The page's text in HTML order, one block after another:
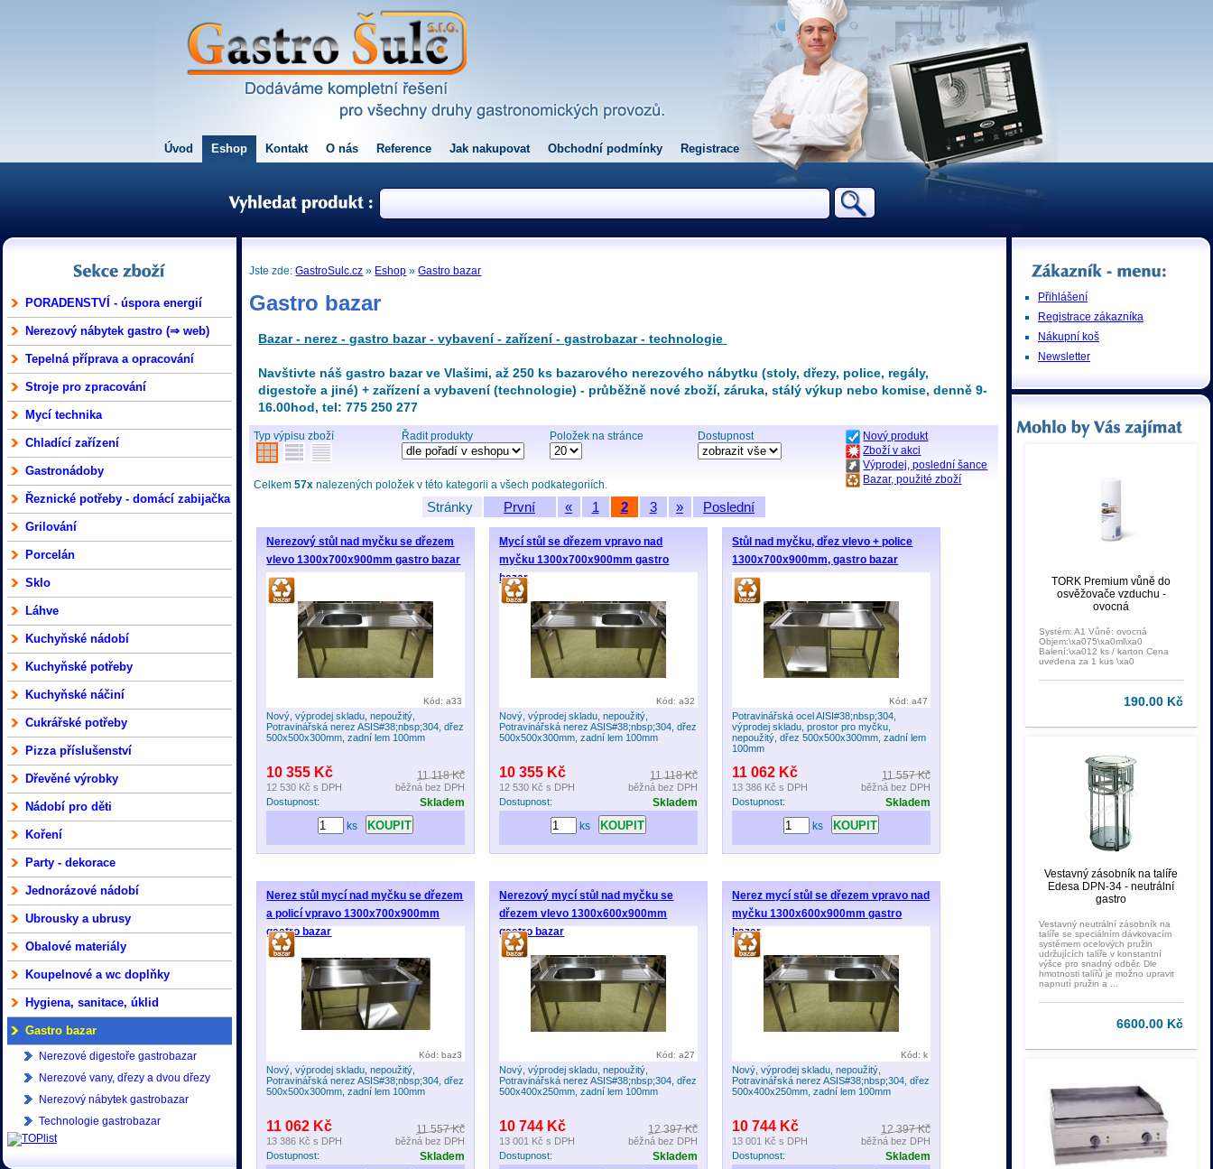
Úvod Eshop Kontakt O nás Reference Jak nakupovat Obchodní podmínky Registrace
PORADENSTVÍ - úspora energií
Nerezový nábytek gastro (⇒ web)
Tepelná příprava a opracování
Stroje pro zpracování
Mycí technika
Chladící zařízení
Gastronádoby
Řeznické potřeby - domácí zabijačka
Grilování
Porcelán
Sklo
Láhve
Kuchyňské nádobí
Kuchyňské potřeby
Kuchyňské náčiní
Cukrářské potřeby
Pizza příslušenství
Dřevěné výrobky
Nádobí pro děti
Koření
Party - dekorace
Jednorázové nádobí
Ubrousky a ubrusy
Obalové materiály
Koupelnové a wc doplňky
Hygiena, sanitace, úklid
Gastro bazar
Nerezové digestoře gastrobazar
Nerezové vany, dřezy a dvou dřezy
gastrobazar
Nerezový nábytek gastrobazar
Technologie gastrobazar
Jste zde:GastroSulc.cz » Eshop »Gastro bazar
Gastro bazar
Bazar - nerez - gastro bazar - vybavení - zařízení - gastrobazar - technologie
Navštivte náš gastro bazar ve Vlašimi, až 250 ks bazarového nerezového nábytku (stoly, dřezy, police, regály,
digestoře a jiné) + zařízení a vybavení (technologie) - průběžně nové zboží, záruka, stálý výkup nebo komise, denně 9-
16.00hod, tel: 775 250 277
Typ výpisu zboží Řadit produkty Položek na stránce Dostupnost
Nový produkt
Zboží v akci
Výprodej, poslední šance
Bazar, použité zboží
Celkem57x nalezených položek v této kategorii a všech podkategoriích.
Stránky První « 1 2 3 » Poslední
Kód: a33
Nerezový stůl nad myčku se dřezem
vlevo 1300x700x900mm gastro bazar
Nový, výprodej skladu, nepoužitý,
Potravinářská nerez ASIS#38;nbsp;304, dřez
500x500x300mm, zadní lem 100mm
10 355 Kč
12 530 Kč s DPH
11 118 Kč
běžná bez DPH
Dostupnost:
Skladem
ks
Kód: a32
Mycí stůl se dřezem vpravo nad
myčku 1300x700x900mm gastro
bazar
Nový, výprodej skladu, nepoužitý,
Potravinářská nerez ASIS#38;nbsp;304, dřez
500x500x300mm, zadní lem 100mm
10 355 Kč
12 530 Kč s DPH
11 118 Kč
běžná bez DPH
Dostupnost:
Skladem
ks
Kód: a47
Stůl nad myčku, dřez vlevo + police
1300x700x900mm, gastro bazar
Potravinářská ocel AISI#38;nbsp;304,
výprodej skladu, prostor pro myčku,
nepoužitý, dřez 500x500x300mm, zadní lem
100mm
11 062 Kč
13 386 Kč s DPH
11 557 Kč
běžná bez DPH
Dostupnost:
Skladem
ks
Kód: baz3
Nerez stůl mycí nad myčku se dřezem
a policí vpravo 1300x700x900mm
gastro bazar
Nový, výprodej skladu, nepoužitý,
Potravinářská nerez ASIS#38;nbsp;304, dřez
500x500x300mm, zadní lem 100mm
11 062 Kč
13 386 Kč s DPH
11 557 Kč
běžná bez DPH
Dostupnost:
Skladem
Kód: a27
Nerezový mycí stůl nad myčku se
dřezem vlevo 1300x600x900mm
gastro bazar
Nový, výprodej skladu, nepoužitý,
Potravinářská nerez ASIS#38;nbsp;304, dřez
500x400x250mm, zadní lem 100mm
10 744 Kč
13 001 Kč s DPH
12 397 Kč
běžná bez DPH
Dostupnost:
Skladem
Kód: k
Nerez mycí stůl se dřezem vpravo nad
myčku 1300x600x900mm gastro
bazar
Nový, výprodej skladu, nepoužitý,
Potravinářská nerez ASIS#38;nbsp;304, dřez
500x400x250mm, zadní lem 100mm
10 744 Kč
13 001 Kč s DPH
12 397 Kč
běžná bez DPH
Dostupnost:
Skladem
Přihlášení
Registrace zákazníka
Nákupní koš
Newsletter
TORK Premium vůně do
osvěžovače vzduchu -
ovocná
Systém: A1 Vůně: ovocná
Objem:\xa075\xa0ml\xa0
Balení:\xa012 ks / karton Cena
uvedena za 1 kus \xa0
190.00 Kč
Vestavný zásobník na talíře
Edesa DPN-34 - neutrální
gastro
Vestavný neutrální zásobník na
talíře se speciálním dávkovacím
systémem ocelových pružin
udržujících talíře v konstantní
výšce pro snadný odběr. Dle
hmotnosti talířů je možno upravit
napnutí pružin a ...
6600.00 Kč